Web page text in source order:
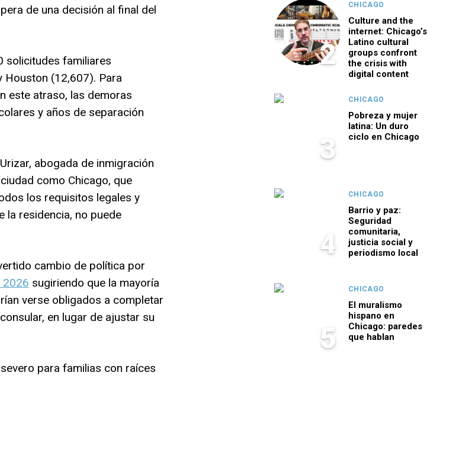
de una decisión al final del
solicitudes familiares
Houston (12,607). Para
este atraso, las demoras
y años de separación
abogada de inmigración
como Chicago, que
los requisitos legales y
la residencia, no puede
cambio de política por
2026 sugiriendo que la mayoría
verse obligados a completar
en lugar de ajustar su
para familias con raíces
2
CHICAGO
Culture and the
internet: Chicago’s
Latino cultural
groups confront
the crisis with
digital content
3
CHICAGO
Pobreza y mujer
latina: Un duro
ciclo en Chicago
4
CHICAGO
Barrio y paz:
Seguridad
comunitaria,
justicia social y
periodismo local
5
CHICAGO
El muralismo
hispano en
Chicago: paredes
que hablan